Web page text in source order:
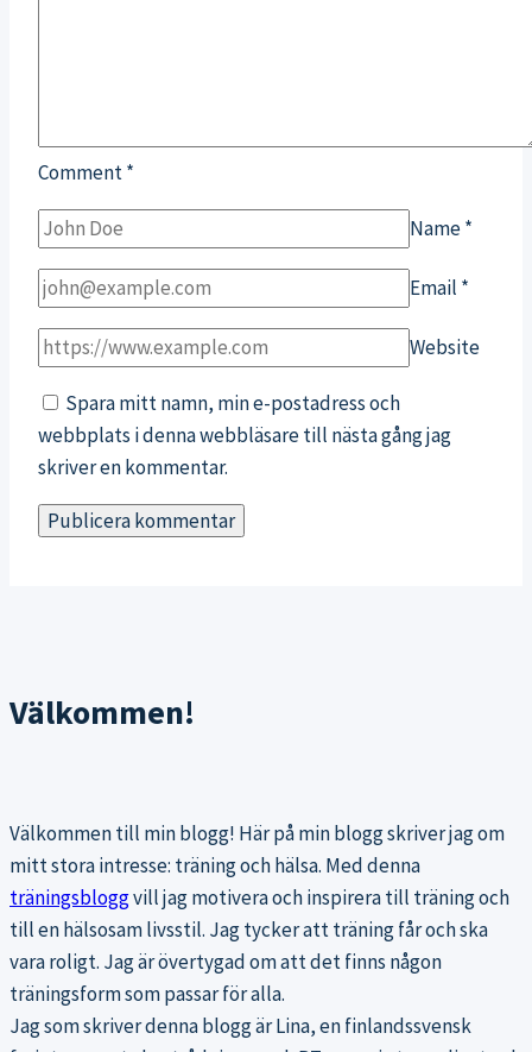
Comment*
Name*
Email *
Website
Spara mitt namn, min e-postadress och
webbplats i denna webbläsare till nästa gång jag
skriver en kommentar.
Välkommen!
Välkommen till min blogg! Här på min blogg skriver jag om
mitt stora intresse: träning och hälsa. Med denna
träningsbloggvill jag motivera och inspirera till träning och
till en hälsosam livsstil. Jag tycker att träning får och ska
vara roligt. Jag är övertygad om att det finns någon
träningsform som passar för alla.
Jag som skriver denna blogg är Lina, en finlandssvensk